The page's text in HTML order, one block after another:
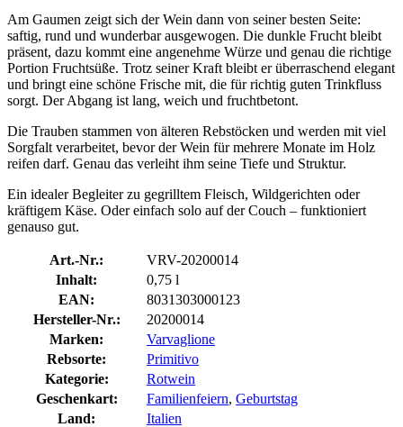
Am Gaumen zeigt sich der Wein dann von seiner besten Seite:
saftig, rund und wunderbar ausgewogen. Die dunkle Frucht bleibt
präsent, dazu kommt eine angenehme Würze und genau die richtige
Portion Fruchtsüße. Trotz seiner Kraft bleibt er überraschend elegant
und bringt eine schöne Frische mit, die für richtig guten Trinkfluss
sorgt. Der Abgang ist lang, weich und fruchtbetont.
Die Trauben stammen von älteren Rebstöcken und werden mit viel
Sorgfalt verarbeitet, bevor der Wein für mehrere Monate im Holz
reifen darf. Genau das verleiht ihm seine Tiefe und Struktur.
Ein idealer Begleiter zu gegrilltem Fleisch, Wildgerichten oder
kräftigem Käse. Oder einfach solo auf der Couch – funktioniert
genauso gut.
Art.-Nr.:
VRV-20200014
Inhalt:
0,75 l
EAN:
8031303000123
Hersteller-Nr.:
20200014
Marken:
Varvaglione
Rebsorte:
Primitivo
Kategorie:
Rotwein
Geschenkart:
Familienfeiern, Geburtstag
Land:
Italien